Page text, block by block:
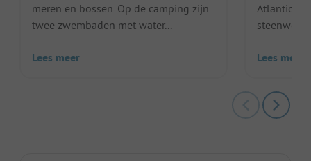
meren en bossen. Op de camping zijn
twee zwembaden met water...
Lees meer
steenworp
Lees meer